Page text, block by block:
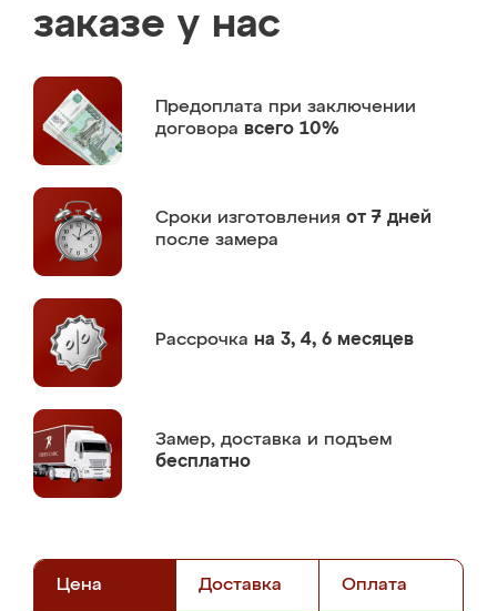
заказе у нас
Предоплата при заключении
договора всего 10%
Сроки изготовления от 7 дней
после замера
Рассрочка на 3, 4, 6 месяцев
Замер, доставка и подъем
бесплатно
Цена Доставка Оплата